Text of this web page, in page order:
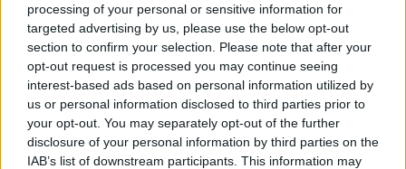
processing of your personal or sensitive information for
targeted advertising by us, please use the below opt-out
section to confirm your selection. Please note that after your
opt-out request is processed you may continue seeing
interest-based ads based on personal information utilized by
us or personal information disclosed to third parties prior to
your opt-out. You may separately opt-out of the further
disclosure of your personal information by third parties on the
IAB’s list of downstream participants. This information may
τον “άλλο”, όμως όχι και… νέο εαυτό του. Οι ελευθερίες
του...
Στέλλα Καλτσίδου στο
Eurohoops: “Είμαι συχνά…
ξεροκέφαλη και έχω στόχο μία
ομάδα ανδρών!”
30/MAR/26 15:50